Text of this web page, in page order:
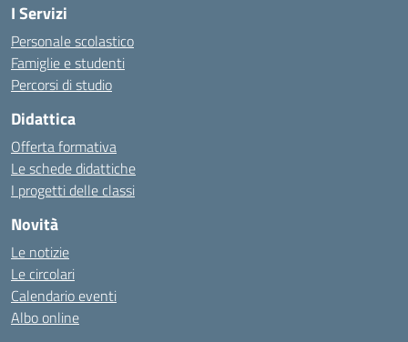
I Servizi
Personale scolastico
Famiglie e studenti
Percorsi di studio
Didattica
Offerta formativa
Le schede didattiche
I progetti delle classi
Novità
Le notizie
Le circolari
Calendario eventi
Albo online